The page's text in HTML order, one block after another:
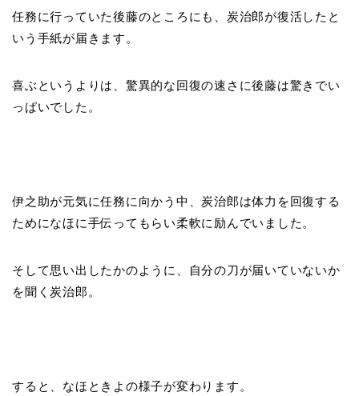
任務に行っていた後藤のところにも、炭治郎が復活したと
いう手紙が届きます。
喜ぶというよりは、驚異的な回復の速さに後藤は驚きでい
っぱいでした。
伊之助が元気に任務に向かう中、炭治郎は体力を回復する
ためになほに手伝ってもらい柔軟に励んでいました。
そして思い出したかのように、自分の刀が届いていないか
を聞く炭治郎。
すると、なほときよの様子が変わります。